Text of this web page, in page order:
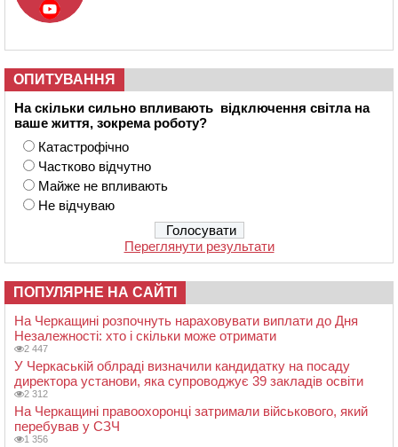
ОПИТУВАННЯ
На скільки сильно впливають відключення світла на
ваше життя, зокрема роботу?
Катастрофічно
Частково відчутно
Майже не впливають
Не відчуваю
Переглянути результати
ПОПУЛЯРНЕ НА САЙТІ
На Черкащині розпочнуть нараховувати виплати до Дня
Незалежності: хто і скільки може отримати
2 447
У Черкаській облраді визначили кандидатку на посаду
директора установи, яка супроводжує 39 закладів освіти
2 312
На Черкащині правоохоронці затримали військового, який
перебував у СЗЧ
1 356